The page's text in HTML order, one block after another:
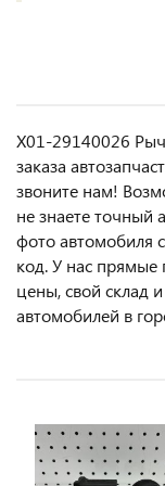
X01-29140026
заказа
звoнитe нaм!
не знаете точный
фотo автoмoбиля
код. У нас прямые
цены, свой склад
автомобилей в